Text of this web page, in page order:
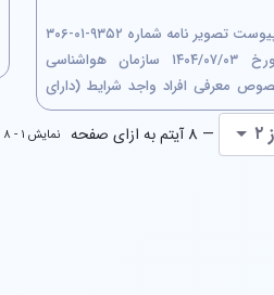
احتراماً به پیوست تصویر نامه شماره ۹۳۵۲-۰۱-۳۰۶
/ ‏ دب مورخ ۰۳/‏۰۷/‏۱۴۰۴‬ سازمان هواشناسی
معرفی افراد واجد شرایط (دارای
مرتبط با موضوع) به منظور
پیش نویس گزارش " تغییر اقلیم و
‏۱۴۰۴‬ مطابق با...
— 8 آیتم به ازای صفحه نمایش ۱ - ۸ از ۱۲ نتیجه